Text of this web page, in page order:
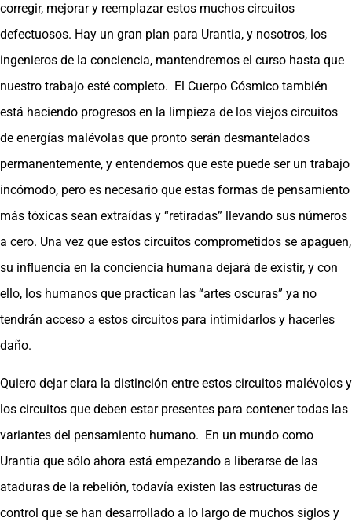
corregir, mejorar y reemplazar estos muchos circuitos
defectuosos. Hay un gran plan para Urantia, y nosotros, los
ingenieros de la conciencia, mantendremos el curso hasta que
nuestro trabajo esté completo. El Cuerpo Cósmico también
está haciendo progresos en la limpieza de los viejos circuitos
de energías malévolas que pronto serán desmantelados
permanentemente, y entendemos que este puede ser un trabajo
incómodo, pero es necesario que estas formas de pensamiento
más tóxicas sean extraídas y “retiradas” llevando sus números
a cero. Una vez que estos circuitos comprometidos se apaguen,
su influencia en la conciencia humana dejará de existir, y con
ello, los humanos que practican las “artes oscuras” ya no
tendrán acceso a estos circuitos para intimidarlos y hacerles
daño.
Quiero dejar clara la distinción entre estos circuitos malévolos y
los circuitos que deben estar presentes para contener todas las
variantes del pensamiento humano. En un mundo como
Urantia que sólo ahora está empezando a liberarse de las
ataduras de la rebelión, todavía existen las estructuras de
control que se han desarrollado a lo largo de muchos siglos y